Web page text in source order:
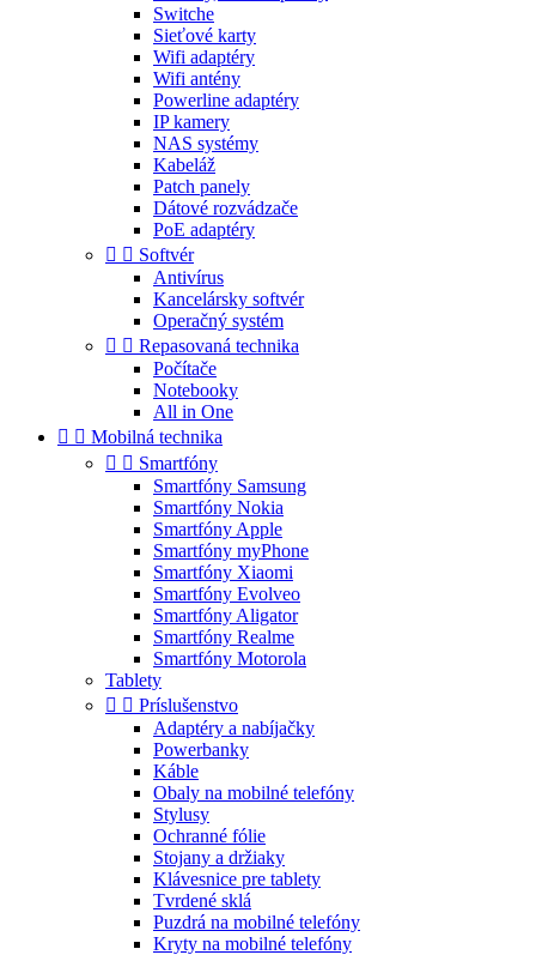
Switche
Sieťové karty
Wifi adaptéry
Wifi antény
Powerline adaptéry
IP kamery
NAS systémy
Kabeláž
Patch panely
Dátové rozvádzače
PoE adaptéry
  Softvér
Antivírus
Kancelársky softvér
Operačný systém
  Repasovaná technika
Počítače
Notebooky
All in One
  Mobilná technika
  Smartfóny
Smartfóny Samsung
Smartfóny Nokia
Smartfóny Apple
Smartfóny myPhone
Smartfóny Xiaomi
Smartfóny Evolveo
Smartfóny Aligator
Smartfóny Realme
Smartfóny Motorola
Tablety
  Príslušenstvo
Adaptéry a nabíjačky
Powerbanky
Káble
Obaly na mobilné telefóny
Stylusy
Ochranné fólie
Stojany a držiaky
Klávesnice pre tablety
Tvrdené sklá
Puzdrá na mobilné telefóny
Kryty na mobilné telefóny